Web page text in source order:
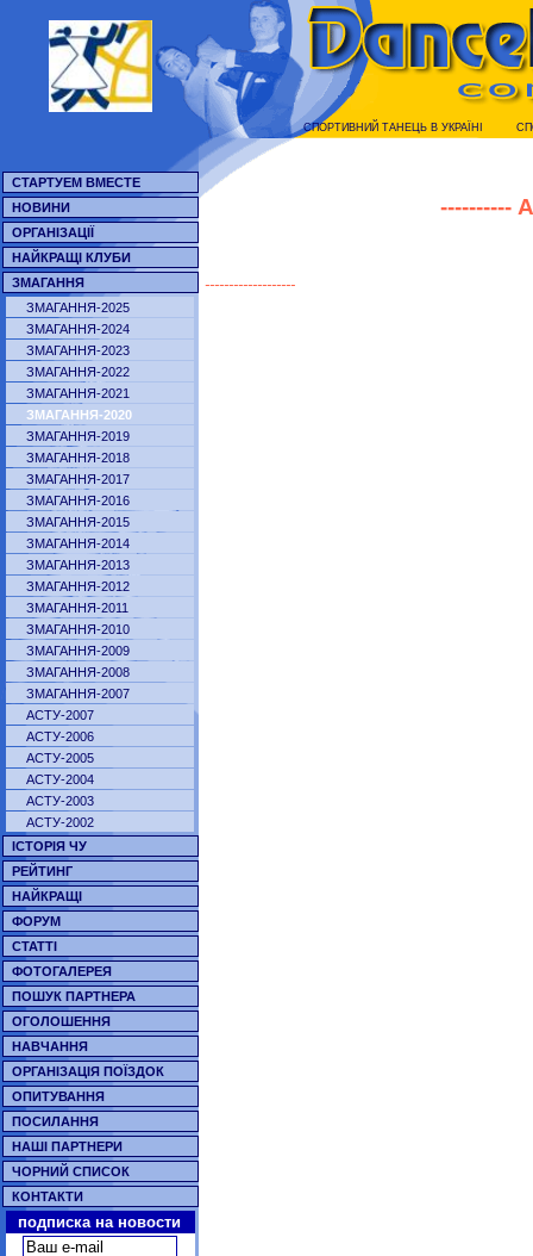
СТАРТУЕМ ВМЕСТЕ
НОВИНИ
ОРГАНІЗАЦІЇ
НАЙКРАЩІ КЛУБИ
ЗМАГАННЯ
ЗМАГАННЯ-2025
ЗМАГАННЯ-2024
ЗМАГАННЯ-2023
ЗМАГАННЯ-2022
ЗМАГАННЯ-2021
ЗМАГАННЯ-2020
ЗМАГАННЯ-2019
ЗМАГАННЯ-2018
ЗМАГАННЯ-2017
ЗМАГАННЯ-2016
ЗМАГАННЯ-2015
ЗМАГАННЯ-2014
ЗМАГАННЯ-2013
ЗМАГАННЯ-2012
ЗМАГАННЯ-2011
ЗМАГАННЯ-2010
ЗМАГАННЯ-2009
ЗМАГАННЯ-2008
ЗМАГАННЯ-2007
АСТУ-2007
АСТУ-2006
АСТУ-2005
АСТУ-2004
АСТУ-2003
АСТУ-2002
ІСТОРІЯ ЧУ
РЕЙТИНГ
НАЙКРАЩІ
ФОРУМ
СТАТТІ
ФОТОГАЛЕРЕЯ
ПОШУК ПАРТНЕРА
ОГОЛОШЕННЯ
НАВЧАННЯ
ОРГАНІЗАЦІЯ ПОЇЗДОК
ОПИТУВАННЯ
ПОСИЛАННЯ
НАШІ ПАРТНЕРИ
ЧОРНИЙ СПИСОК
КОНТАКТИ
подписка на новости
СПОРТИВНИЙ ТАНЕЦЬ В УКРАЇНI
----------
-------------------